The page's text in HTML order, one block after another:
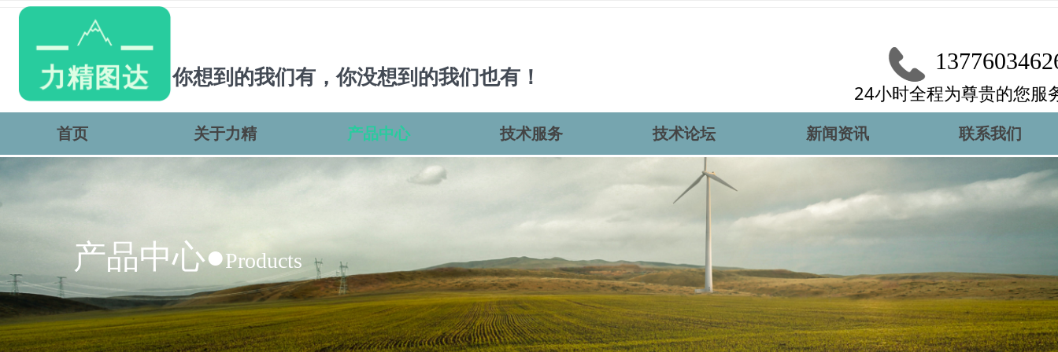
首页 关于力精 产品中心 技术服务 技术论坛 新闻资讯 联系我们
你想到的我们有，你没想到的我们也有！
24小时全程为尊贵的您服
产品中心●Products